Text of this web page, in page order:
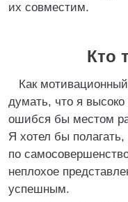
их совместим.
Кто
Как
думать, что я
ошибся бы местом
Я хотел бы
по
неплохое
успешным.